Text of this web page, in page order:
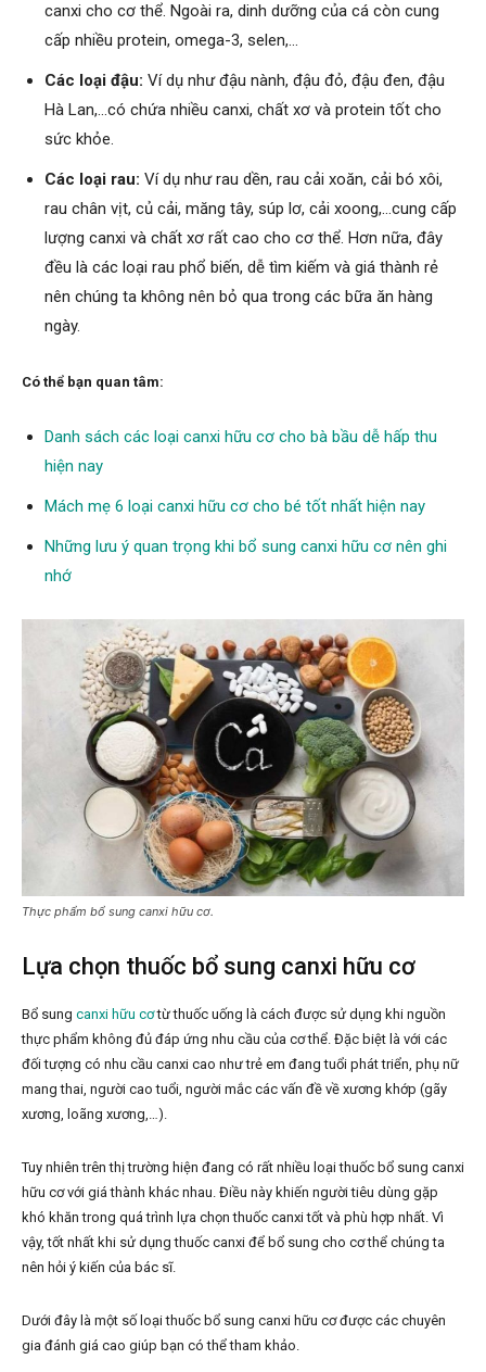
canxi cho cơ thể. Ngoài ra, dinh dưỡng của cá còn cung
cấp nhiều protein, omega-3, selen,…
Các loại đậu: Ví dụ như đậu nành, đậu đỏ, đậu đen, đậu
Hà Lan,…có chứa nhiều canxi, chất xơ và protein tốt cho
sức khỏe.
Các loại rau: Ví dụ như rau dền, rau cải xoăn, cải bó xôi,
rau chân vịt, củ cải, măng tây, súp lơ, cải xoong,…cung cấp
lượng canxi và chất xơ rất cao cho cơ thể. Hơn nữa, đây
đều là các loại rau phổ biến, dễ tìm kiếm và giá thành rẻ
nên chúng ta không nên bỏ qua trong các bữa ăn hàng
ngày.
Có thể bạn quan tâm:
Danh sách các loại canxi hữu cơ cho bà bầu dễ hấp thu
hiện nay
Mách mẹ 6 loại canxi hữu cơ cho bé tốt nhất hiện nay
Những lưu ý quan trọng khi bổ sung canxi hữu cơ nên ghi
nhớ
Thực phẩm bổ sung canxi hữu cơ.
Lựa chọn thuốc bổ sung canxi hữu cơ
Bổ sung canxi hữu cơtừ thuốc uống là cách được sử dụng khi nguồn
thực phẩm không đủ đáp ứng nhu cầu của cơ thể. Đặc biệt là với các
đối tượng có nhu cầu canxi cao như trẻ em đang tuổi phát triển, phụ nữ
mang thai, người cao tuổi, người mắc các vấn đề về xương khớp (gãy
xương, loãng xương,…).
Tuy nhiên trên thị trường hiện đang có rất nhiều loại thuốc bổ sung canxi
hữu cơ với giá thành khác nhau. Điều này khiến người tiêu dùng gặp
khó khăn trong quá trình lựa chọn thuốc canxi tốt và phù hợp nhất. Vì
vậy, tốt nhất khi sử dụng thuốc canxi để bổ sung cho cơ thể chúng ta
nên hỏi ý kiến của bác sĩ.
Dưới đây là một số loại thuốc bổ sung canxi hữu cơ được các chuyên
gia đánh giá cao giúp bạn có thể tham khảo.